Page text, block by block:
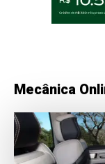
Mecânica